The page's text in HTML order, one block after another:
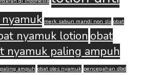
merk sabun mandi non sls obat
nyamuk lotion obat
nyamuk paling ampuh
ampuh obat oles nyamuk pencegahan dbd